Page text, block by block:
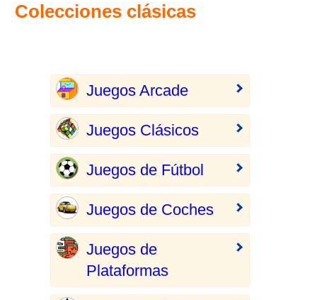
Colecciones clásicas
Juegos Arcade
Juegos Clásicos
Juegos de Fútbol
Juegos de Coches
Juegos de
Plataformas